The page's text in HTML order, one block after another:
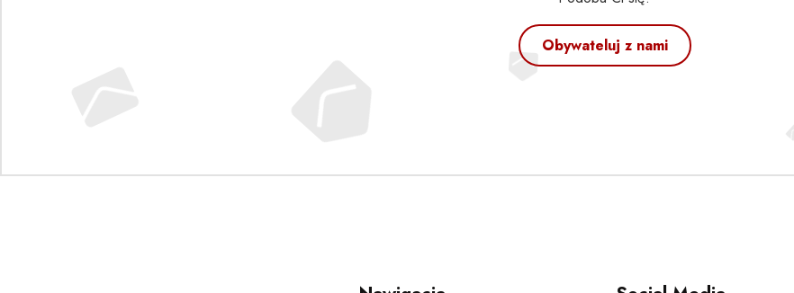
Obywateluj z nami